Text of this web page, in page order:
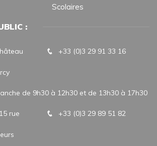
Scolaires
:
+33 (0)3 29 91 33 16
de 9h30 à 12h30 et de 13h30 à 17h30
rue
+33 (0)3 29 89 51 82